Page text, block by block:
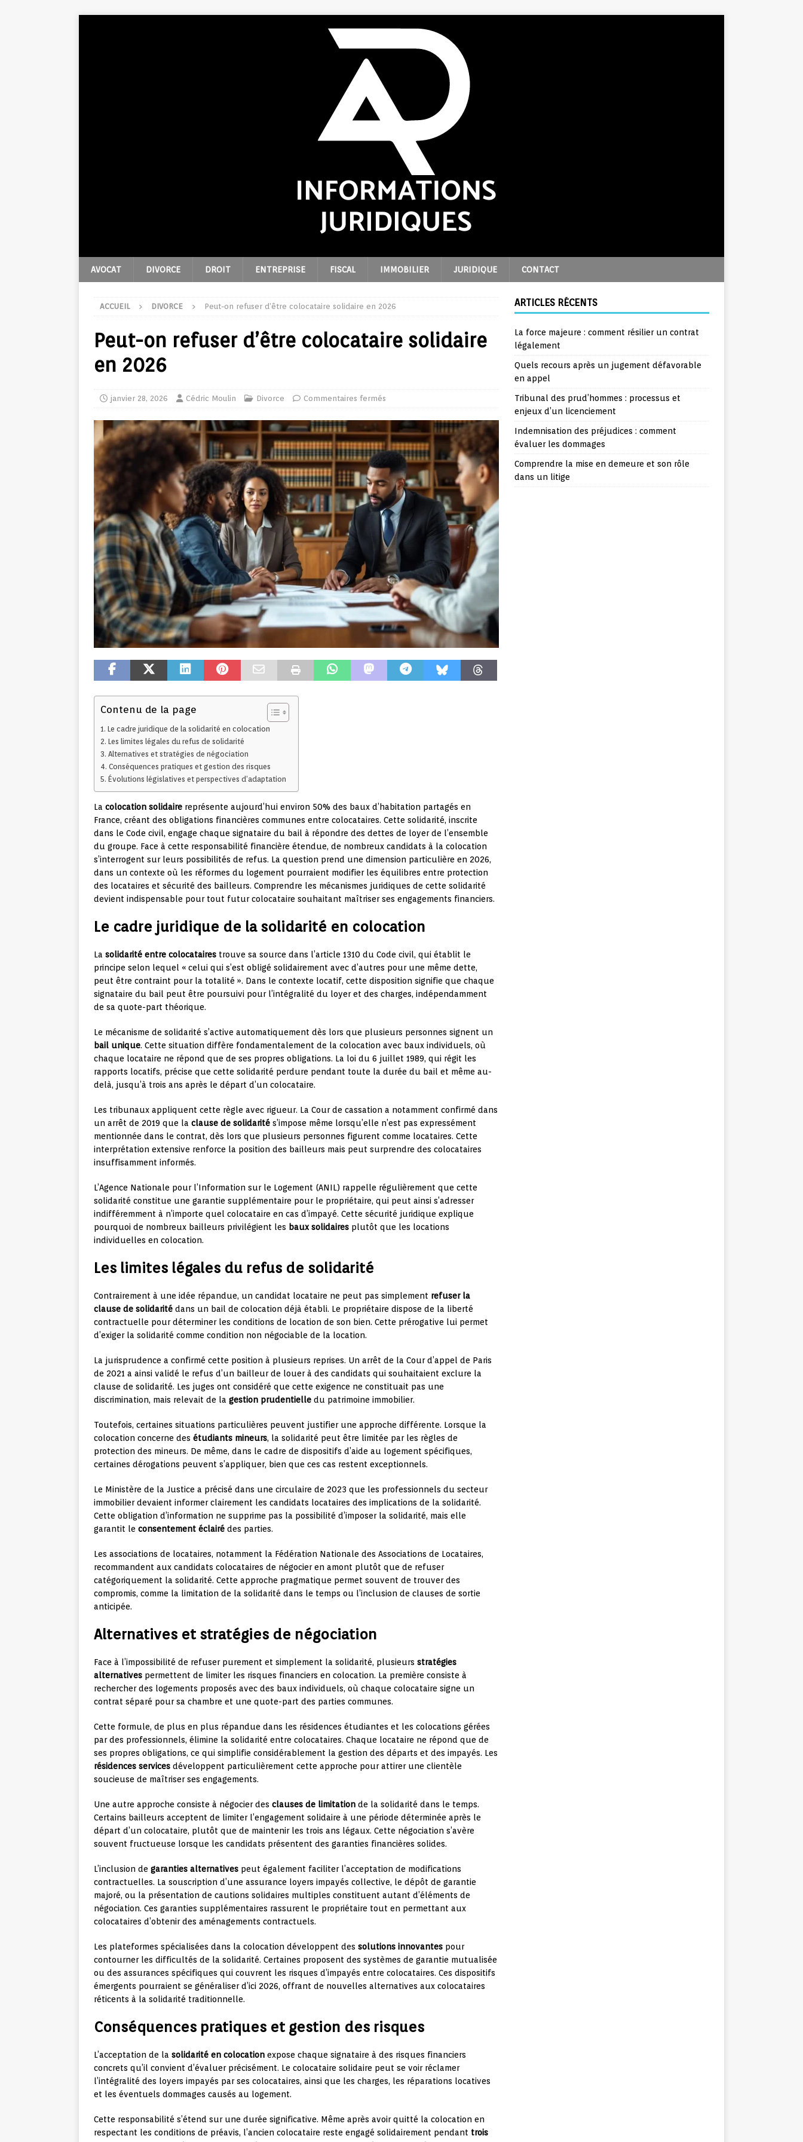
AVOCAT DIVORCE DROIT ENTREPRISE FISCAL IMMOBILIER JURIDIQUE CONTACT
ACCUEIL DIVORCE Peut-on refuser d’être colocataire solidaire en 2026
Peut-on refuser d’être colocataire solidaire
en 2026
janvier 28, 2026 Cédric Moulin Divorce Commentaires fermés
Contenu de la page
Le cadre juridique de la solidarité en colocation
Les limites légales du refus de solidarité
Alternatives et stratégies de négociation
Conséquences pratiques et gestion des risques
Évolutions législatives et perspectives d’adaptation
La colocation solidaire représente aujourd’hui environ 50% des baux d’habitation partagés en
France, créant des obligations financières communes entre colocataires. Cette solidarité, inscrite
dans le Code civil, engage chaque signataire du bail à répondre des dettes de loyer de l’ensemble
du groupe. Face à cette responsabilité financière étendue, de nombreux candidats à la colocation
s’interrogent sur leurs possibilités de refus. La question prend une dimension particulière en 2026,
dans un contexte où les réformes du logement pourraient modifier les équilibres entre protection
des locataires et sécurité des bailleurs. Comprendre les mécanismes juridiques de cette solidarité
devient indispensable pour tout futur colocataire souhaitant maîtriser ses engagements financiers.
Le cadre juridique de la solidarité en colocation
La solidarité entre colocataires trouve sa source dans l’article 1310 du Code civil, qui établit le
principe selon lequel « celui qui s’est obligé solidairement avec d’autres pour une même dette,
peut être contraint pour la totalité ». Dans le contexte locatif, cette disposition signifie que chaque
signataire du bail peut être poursuivi pour l’intégralité du loyer et des charges, indépendamment
de sa quote-part théorique.
Le mécanisme de solidarité s’active automatiquement dès lors que plusieurs personnes signent un
bail unique. Cette situation diffère fondamentalement de la colocation avec baux individuels, où
chaque locataire ne répond que de ses propres obligations. La loi du 6 juillet 1989, qui régit les
rapports locatifs, précise que cette solidarité perdure pendant toute la durée du bail et même au-
delà, jusqu’à trois ans après le départ d’un colocataire.
Les tribunaux appliquent cette règle avec rigueur. La Cour de cassation a notamment confirmé dans
un arrêt de 2019 que la clause de solidarité s’impose même lorsqu’elle n’est pas expressément
mentionnée dans le contrat, dès lors que plusieurs personnes figurent comme locataires. Cette
interprétation extensive renforce la position des bailleurs mais peut surprendre des colocataires
insuffisamment informés.
L’Agence Nationale pour l’Information sur le Logement (ANIL) rappelle régulièrement que cette
solidarité constitue une garantie supplémentaire pour le propriétaire, qui peut ainsi s’adresser
indifféremment à n’importe quel colocataire en cas d’impayé. Cette sécurité juridique explique
pourquoi de nombreux bailleurs privilégient les baux solidaires plutôt que les locations
individuelles en colocation.
Les limites légales du refus de solidarité
Contrairement à une idée répandue, un candidat locataire ne peut pas simplement refuser la
clause de solidarité dans un bail de colocation déjà établi. Le propriétaire dispose de la liberté
contractuelle pour déterminer les conditions de location de son bien. Cette prérogative lui permet
d’exiger la solidarité comme condition non négociable de la location.
La jurisprudence a confirmé cette position à plusieurs reprises. Un arrêt de la Cour d’appel de Paris
de 2021 a ainsi validé le refus d’un bailleur de louer à des candidats qui souhaitaient exclure la
clause de solidarité. Les juges ont considéré que cette exigence ne constituait pas une
discrimination, mais relevait de la gestion prudentielle du patrimoine immobilier.
Toutefois, certaines situations particulières peuvent justifier une approche différente. Lorsque la
colocation concerne des étudiants mineurs, la solidarité peut être limitée par les règles de
protection des mineurs. De même, dans le cadre de dispositifs d’aide au logement spécifiques,
certaines dérogations peuvent s’appliquer, bien que ces cas restent exceptionnels.
Le Ministère de la Justice a précisé dans une circulaire de 2023 que les professionnels du secteur
immobilier devaient informer clairement les candidats locataires des implications de la solidarité.
Cette obligation d’information ne supprime pas la possibilité d’imposer la solidarité, mais elle
garantit le consentement éclairé des parties.
Les associations de locataires, notamment la Fédération Nationale des Associations de Locataires,
recommandent aux candidats colocataires de négocier en amont plutôt que de refuser
catégoriquement la solidarité. Cette approche pragmatique permet souvent de trouver des
compromis, comme la limitation de la solidarité dans le temps ou l’inclusion de clauses de sortie
anticipée.
Alternatives et stratégies de négociation
Face à l’impossibilité de refuser purement et simplement la solidarité, plusieurs stratégies
alternatives permettent de limiter les risques financiers en colocation. La première consiste à
rechercher des logements proposés avec des baux individuels, où chaque colocataire signe un
contrat séparé pour sa chambre et une quote-part des parties communes.
Cette formule, de plus en plus répandue dans les résidences étudiantes et les colocations gérées
par des professionnels, élimine la solidarité entre colocataires. Chaque locataire ne répond que de
ses propres obligations, ce qui simplifie considérablement la gestion des départs et des impayés. Les
résidences services développent particulièrement cette approche pour attirer une clientèle
soucieuse de maîtriser ses engagements.
Une autre approche consiste à négocier des clauses de limitation de la solidarité dans le temps.
Certains bailleurs acceptent de limiter l’engagement solidaire à une période déterminée après le
départ d’un colocataire, plutôt que de maintenir les trois ans légaux. Cette négociation s’avère
souvent fructueuse lorsque les candidats présentent des garanties financières solides.
L’inclusion de garanties alternatives peut également faciliter l’acceptation de modifications
contractuelles. La souscription d’une assurance loyers impayés collective, le dépôt de garantie
majoré, ou la présentation de cautions solidaires multiples constituent autant d’éléments de
négociation. Ces garanties supplémentaires rassurent le propriétaire tout en permettant aux
colocataires d’obtenir des aménagements contractuels.
Les plateformes spécialisées dans la colocation développent des solutions innovantes pour
contourner les difficultés de la solidarité. Certaines proposent des systèmes de garantie mutualisée
ou des assurances spécifiques qui couvrent les risques d’impayés entre colocataires. Ces dispositifs
émergents pourraient se généraliser d’ici 2026, offrant de nouvelles alternatives aux colocataires
réticents à la solidarité traditionnelle.
Conséquences pratiques et gestion des risques
L’acceptation de la solidarité en colocation expose chaque signataire à des risques financiers
concrets qu’il convient d’évaluer précisément. Le colocataire solidaire peut se voir réclamer
l’intégralité des loyers impayés par ses colocataires, ainsi que les charges, les réparations locatives
et les éventuels dommages causés au logement.
Cette responsabilité s’étend sur une durée significative. Même après avoir quitté la colocation en
respectant les conditions de préavis, l’ancien colocataire reste engagé solidairement pendant trois
ARTICLES RÉCENTS
La force majeure : comment résilier un contrat
légalement
Quels recours après un jugement défavorable
en appel
Tribunal des prud’hommes : processus et
enjeux d’un licenciement
Indemnisation des préjudices : comment
évaluer les dommages
Comprendre la mise en demeure et son rôle
dans un litige